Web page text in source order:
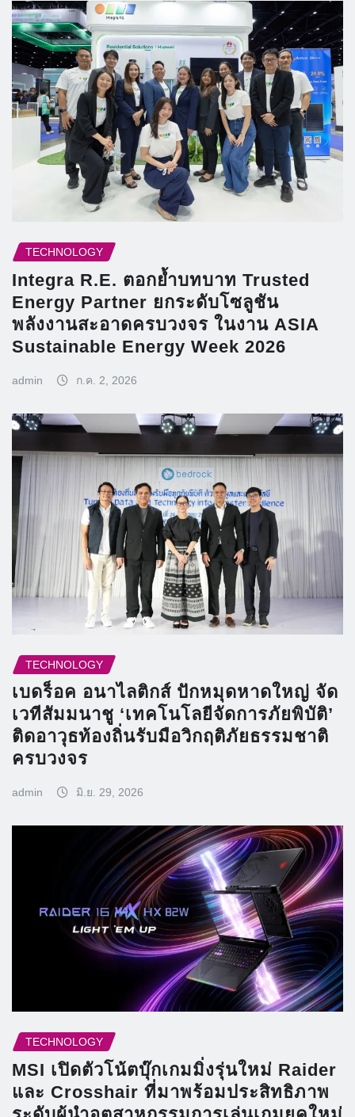
TECHNOLOGY
Integra R.E. ตอกย้ำบทบาท Trusted
Energy Partner ยกระดับโซลูชัน
พลังงานสะอาดครบวงจร ในงาน ASIA
Sustainable Energy Week 2026
admin ก.ค. 2, 2026
TECHNOLOGY
เบดร็อค อนาไลติกส์ ปักหมุดหาดใหญ่ จัด
เวทีสัมมนาชู ‘เทคโนโลยีจัดการภัยพิบัติ’
ติดอาวุธท้องถิ่นรับมือวิกฤติภัยธรรมชาติ
ครบวงจร
admin มิ.ย. 29, 2026
TECHNOLOGY
MSI เปิดตัวโน้ตบุ๊กเกมมิ่งรุ่นใหม่ Raider
และ Crosshair ที่มาพร้อมประสิทธิภาพ